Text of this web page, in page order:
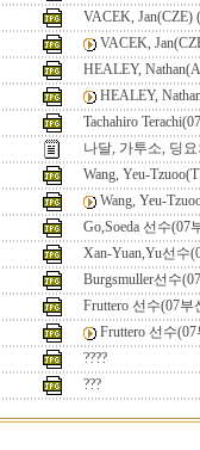
VACEK, Jan(CZE)
VACEK,
HEALEY,
HEALEY,
Tachahiro
나달, 가투소, 딩
Wang, Yeu-
Wang, Yeu-
Go,Soeda 선수(07
Xan-Yuan,Yu선수
Burgsmuller선수
Fruttero 선수(07부
Fruttero 선수
????
???